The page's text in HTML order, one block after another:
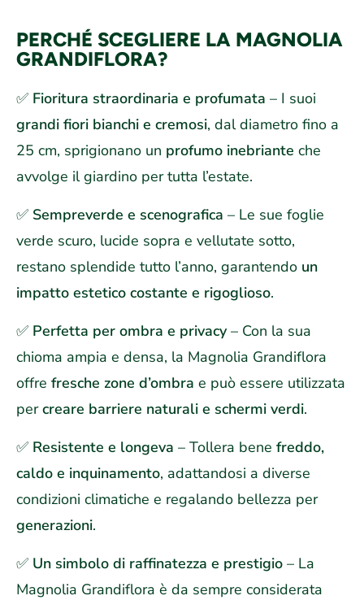
PERCHÉ SCEGLIERE LA MAGNOLIA
GRANDIFLORA?
✅ Fioritura straordinaria e profumata – I suoi
grandi fiori bianchi e cremosi, dal diametro fino a
25 cm, sprigionano un profumo inebriante che
avvolge il giardino per tutta l’estate.
✅ Sempreverde e scenografica – Le sue foglie
verde scuro, lucide sopra e vellutate sotto,
restano splendide tutto l’anno, garantendo un
impatto estetico costante e rigoglioso.
✅ Perfetta per ombra e privacy– Con la sua
chioma ampia e densa, la Magnolia Grandiflora
offre fresche zone d’ombra e può essere utilizzata
percreare barriere naturali e schermi verdi.
✅ Resistente e longeva – Tollera bene freddo,
caldo e inquinamento, adattandosi a diverse
condizioni climatiche e regalando bellezza per
generazioni.
✅ Un simbolo di raffinatezza e prestigio – La
Magnolia Grandiflora è da sempre considerata